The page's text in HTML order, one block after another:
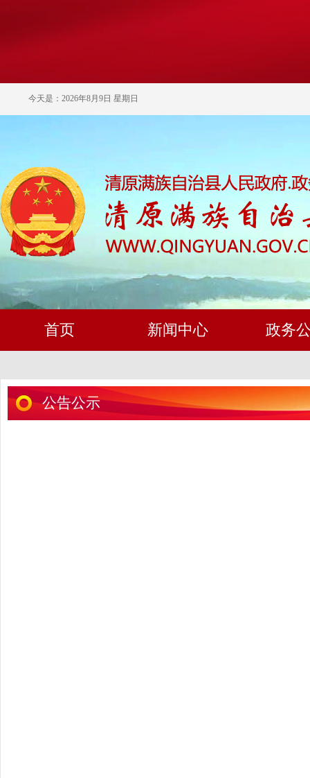
今天是：2026年8月9日 星期日
首页 新闻中心 政务
公告公示